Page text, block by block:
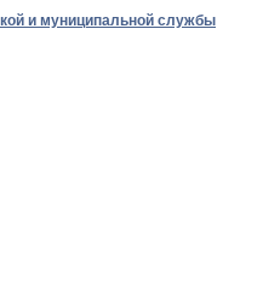
и муниципальной службы